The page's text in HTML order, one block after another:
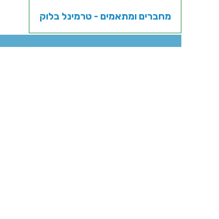
מחברים ומתאמים - טרמינל בלוק